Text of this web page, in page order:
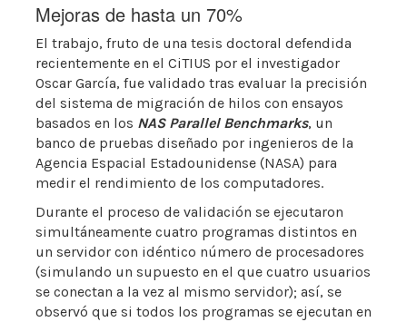
Mejoras de hasta un 70%
El trabajo, fruto de una tesis doctoral defendida
recientemente en el CiTIUS por el investigador
Oscar García, fue validado tras evaluar la precisión
del sistema de migración de hilos con ensayos
basados en los NAS Parallel Benchmarks, un
banco de pruebas diseñado por ingenieros de la
Agencia Espacial Estadounidense (NASA) para
medir el rendimiento de los computadores.
Durante el proceso de validación se ejecutaron
simultáneamente cuatro programas distintos en
un servidor con idéntico número de procesadores
(simulando un supuesto en el que cuatro usuarios
se conectan a la vez al mismo servidor); así, se
observó que si todos los programas se ejecutan en